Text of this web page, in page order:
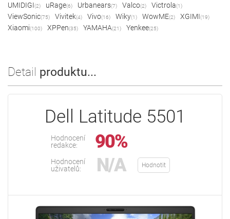
UMIDIGI(2) uRage(6) Urbanears(7) Valco(2) Victrola(1)
ViewSonic(75) Vivitek(4) Vivo(16) Wiky(1) WowME(2) XGIMI(19)
Xiaomi(100) XPPen(35) YAMAHA(21) Yenkee(25)
Detail produktu...
Dell Latitude 5501
Hodnocení
redakce:
90%
Hodnocení
uživatelů:
N/A Hodnotit